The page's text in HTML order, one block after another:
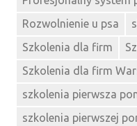
Rozwolnienie u psa
Szkolenia dla firm
Szkolenia dla firm
szkolenia pierwsza
szkolenia pierwszej